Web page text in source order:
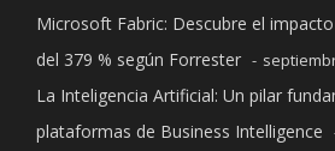
Microsoft Fabric: Descubre el
del 379 % según Forrester
La Inteligencia Artificial: Un pilar
plataformas de Business Intelligence